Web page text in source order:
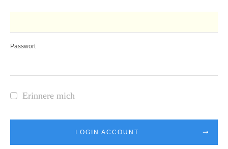
Passwort
Erinnere mich
LOGIN ACCOUNT